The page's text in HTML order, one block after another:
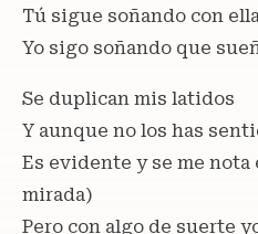
Tú sigue soñando con
Yo sigo soñando que
Se duplican mis latidos
Y aunque no los has
Es evidente y se me nota
mirada)
Pero con algo de suerte